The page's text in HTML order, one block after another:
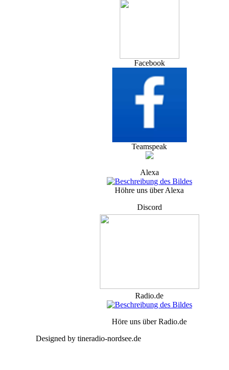
Facebook
Teamspeak
Alexa
Höhre uns über Alexa
Discord
Radio.de
Höre uns über Radio.de
Designed by tineradio-nordsee.de